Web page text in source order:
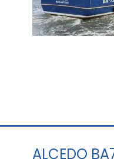
ALCEDO